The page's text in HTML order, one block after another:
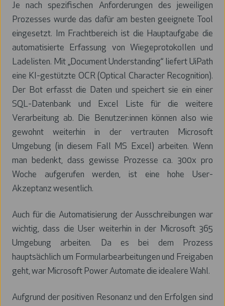
Je nach spezifischen Anforderungen des jeweiligen
Prozesses wurde das dafür am besten geeignete Tool
eingesetzt. Im Frachtbereich ist die Hauptaufgabe die
automatisierte Erfassung von Wiegeprotokollen und
Ladelisten. Mit „Document Understanding“ liefert UiPath
eine KI-gestützte OCR (Optical Character Recognition).
Der Bot erfasst die Daten und speichert sie ein einer
SQL-Datenbank und Excel Liste für die weitere
Verarbeitung ab. Die Benutzer:innen können also wie
gewohnt weiterhin in der vertrauten Microsoft
Umgebung (in diesem Fall MS Excel) arbeiten. Wenn
man bedenkt, dass gewisse Prozesse ca. 300x pro
Woche aufgerufen werden, ist eine hohe User-
Akzeptanz wesentlich.
Auch für die Automatisierung der Ausschreibungen war
wichtig, dass die User weiterhin in der Microsoft 365
Umgebung arbeiten. Da es bei dem Prozess
hauptsächlich um Formularbearbeitungen und Freigaben
geht, war Microsoft Power Automate die idealere Wahl.
Aufgrund der positiven Resonanz und den Erfolgen sind